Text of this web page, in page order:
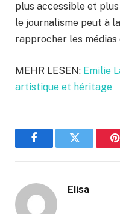
plus accessible et
le journalisme peut à
rapprocher les médias
MEHR LESEN: Emilie
artistique et héritage
FacebookTwitter
Elisa